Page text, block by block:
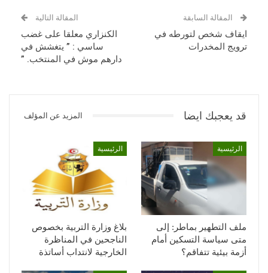
المقالة السابقة
ايقاف شخص لتورطه في
ترويج المخدرات
المقالة التالية
الكنزاري معلقا على غضب
ساسي : ” يتغشش في
دارهم موش في المنتخب. ”
قد يعجبك ايضا المزيد عن المؤلف
الرئيسية
ملف التطهير بماطر: إلى
متى سياسة التسكين أمام
أزمة بيئية تتفاقم؟
الرئيسية
بلاغ وزارة التربية بخصوص
الناجحين في المناظرة
الخارجية لانتداب أساتذة